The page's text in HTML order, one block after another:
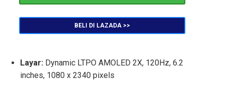
BELI DI LAZADA >>
Layar: Dynamic LTPO AMOLED 2X, 120Hz, 6.2
inches, 1080 x 2340 pixels